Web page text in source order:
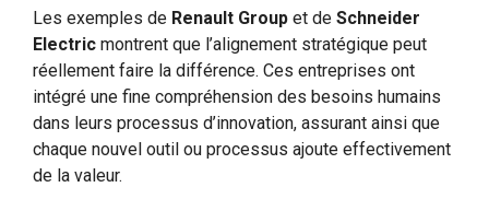
Les exemples de Renault Group et de Schneider
Electric montrent que l’alignement stratégique peut
réellement faire la différence. Ces entreprises ont
intégré une fine compréhension des besoins humains
dans leurs processus d’innovation, assurant ainsi que
chaque nouvel outil ou processus ajoute effectivement
de la valeur.